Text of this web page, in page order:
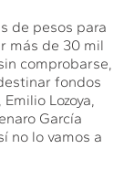
de pesos para
más de 30 mil
comprobarse,
fondos
Lozoya,
García
no lo vamos a